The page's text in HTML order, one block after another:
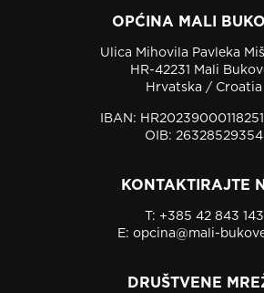
OPĆINA MALI
Ulica Mihovila Pavleka
HR-42231 Mali
Hrvatska / Croatia
IBAN:
OIB: 26328529354
KONTAKTIRAJTE
T: +385 42 843 143
E: opcina@mali-
DRUŠTVENE